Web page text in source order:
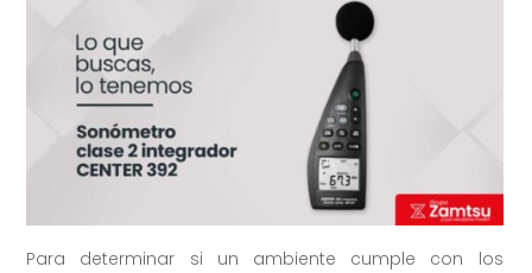
Para determinar si un ambiente cumple con los